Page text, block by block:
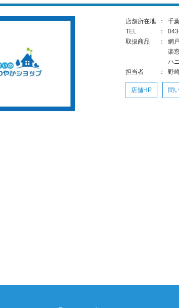
店舗所在地 ：
千
TEL
：
取扱商品
：
網
楽
ハ
担当者
： 野
店舗HP 問